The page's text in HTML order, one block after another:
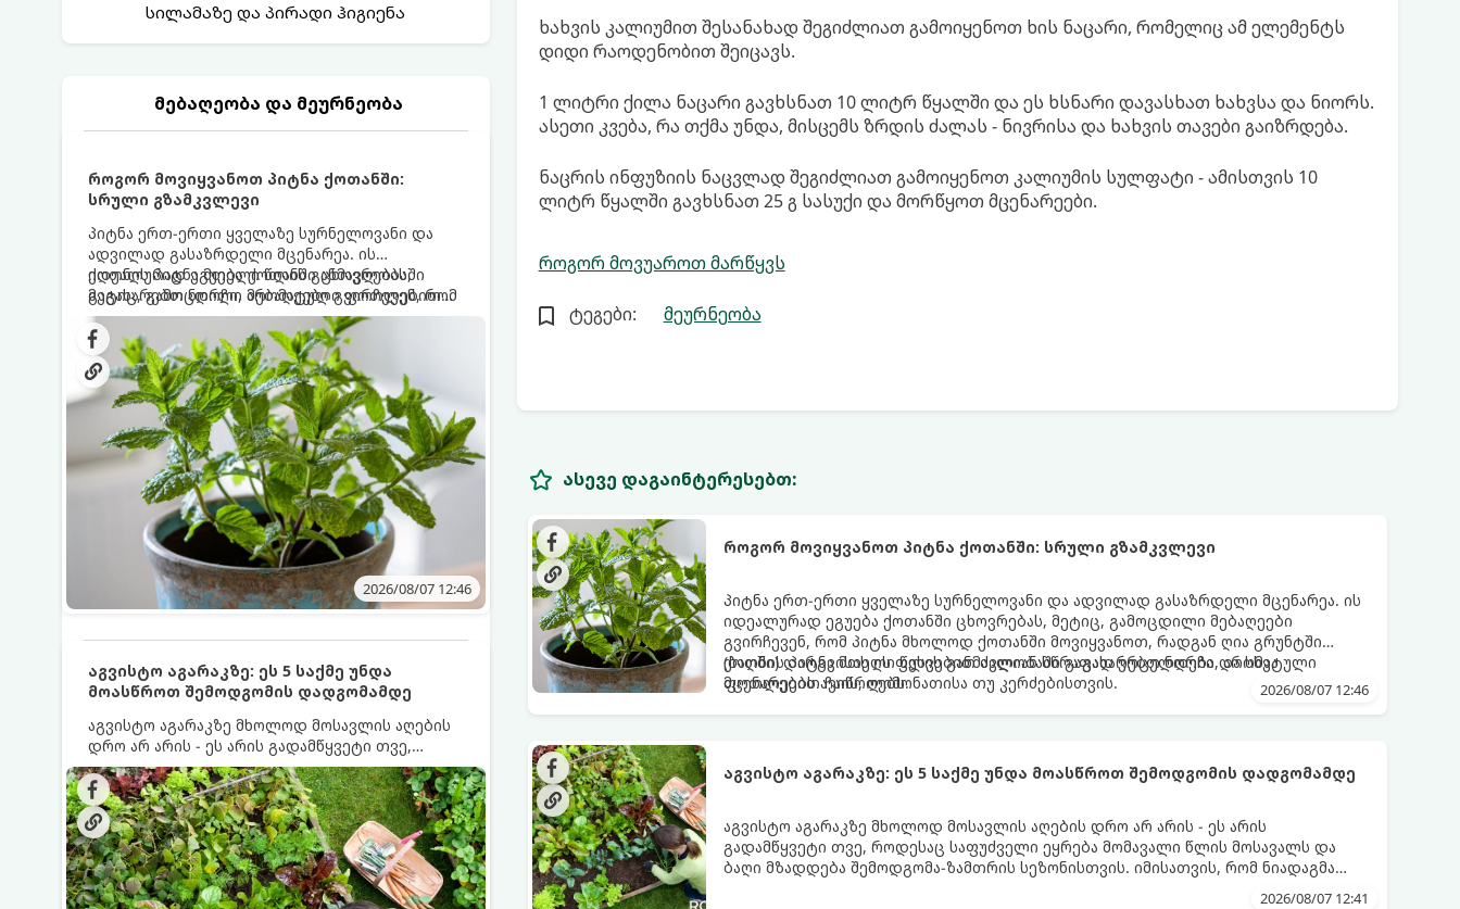
სილამაზე და პირადი ჰიგიენა
მებაღეობა და მეურნეობა
როგორ მოვიყვანოთ პიტნა ქოთანში:
სრული გზამკვლევი
პიტნა ერთ-ერთი ყველაზე სურნელოვანი და
ადვილად გასაზრდელი მცენარეა. ის
იდეალურად ეგუება ქოთანში ცხოვრებას,
მეტიც, გამოცდილი მებაღეები გვირჩევენ, რომ
პიტნა მხოლოდ ქოთანში მოვიყვანოთ, რადგან
ღია გრუნტში (ბაღში) დარგვისას ის ფესვებით
ძალიან სწრაფად ვრცელდება და სხვა
მცენარეებს ავიწროებს.
ქოთნის პიტნა მთელი წლის განმავლობაში
გაგახარებთ ნორჩი, არომატული ფოთლებით
ჩაის, ლიმონათისა თუ კერძებისთვის.
2026/08/07 12:46
აგვისტო აგარაკზე: ეს 5 საქმე უნდა
მოასწროთ შემოდგომის დადგომამდე
აგვისტო აგარაკზე მხოლოდ მოსავლის აღების
დრო არ არის - ეს არის გადამწყვეტი თვე,
როდესაც საფუძველი ეყრება მომავალი წლის
მოსავალს და ბაღი მზადდება შემოდგომა-
ზამთრის სეზონისთვის. იმისათვის, რომ
ნიადაგმა ენერგია აღიდგინოს, ხოლო
მცენარეებმა ზამთარს გაუძლონ, აგვისტოს
ბოლომდე 5 მნიშვნელოვანი საქმის გაკეთება
უნდა მოასწროთ:
ხახვის კალიუმით შესანახად შეგიძლიათ გამოიყენოთ ხის ნაცარი, რომელიც ამ ელემენტს
დიდი რაოდენობით შეიცავს.
1 ლიტრი ქილა ნაცარი გავხსნათ 10 ლიტრ წყალში და ეს ხსნარი დავასხათ ხახვსა და ნიორს.
ასეთი კვება, რა თქმა უნდა, მისცემს ზრდის ძალას - ნივრისა და ხახვის თავები გაიზრდება.
ნაცრის ინფუზიის ნაცვლად შეგიძლიათ გამოიყენოთ კალიუმის სულფატი - ამისთვის 10
ლიტრ წყალში გავხსნათ 25 გ სასუქი და მორწყოთ მცენარეები.
როგორ მოვუაროთ მარწყვს
ტეგები: მეურნეობა
ასევე დაგაინტერესებთ:
როგორ მოვიყვანოთ პიტნა ქოთანში: სრული გზამკვლევი
პიტნა ერთ-ერთი ყველაზე სურნელოვანი და ადვილად გასაზრდელი მცენარეა. ის
იდეალურად ეგუება ქოთანში ცხოვრებას, მეტიც, გამოცდილი მებაღეები
გვირჩევენ, რომ პიტნა მხოლოდ ქოთანში მოვიყვანოთ, რადგან ღია გრუნტში
(ბაღში) დარგვისას ის ფესვებით ძალიან სწრაფად ვრცელდება და სხვა
მცენარეებს ავიწროებს.
ქოთნის პიტნა მთელი წლის განმავლობაში გაგახარებთ ნორჩი, არომატული
ფოთლებით ჩაის, ლიმონათისა თუ კერძებისთვის.
2026/08/07 12:46
აგვისტო აგარაკზე: ეს 5 საქმე უნდა მოასწროთ შემოდგომის დადგომამდე
აგვისტო აგარაკზე მხოლოდ მოსავლის აღების დრო არ არის - ეს არის
გადამწყვეტი თვე, როდესაც საფუძველი ეყრება მომავალი წლის მოსავალს და
ბაღი მზადდება შემოდგომა-ზამთრის სეზონისთვის. იმისათვის, რომ ნიადაგმა
2026/08/07 12:41